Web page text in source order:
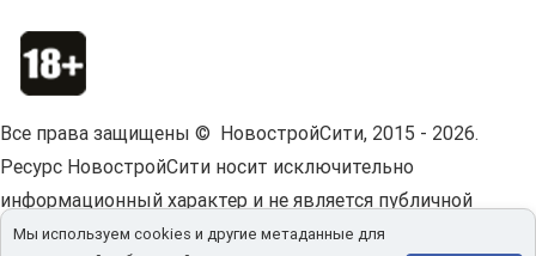
Все права защищены © НовостройСити, 2015 - 2026.
Ресурс НовостройСити носит исключительно
информационный характер и не является публичной
офертой.Пользовательское соглашение.
Мы используем cookies и другие метаданные для